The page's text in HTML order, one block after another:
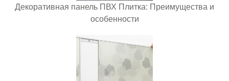
Декоративная панель ПВХ Плитка: Преимущества и
особенности